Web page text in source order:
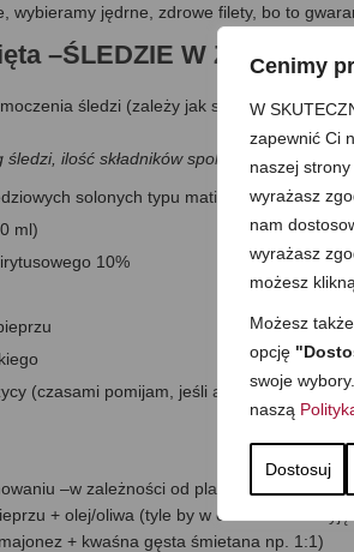
Cenimy
W
zapewnić Ci
naszej
wyrażasz
nam
wyrażasz
możesz
Możesz
opcję
swoje
naszą
Dostosuj
wybieramy jędrne, zdrowe filety, bo to
–ŚLEDZIE W ZALEWIE
śledzi (zależy jak są słone, ale 2-3
ilość składników spokojnie można
solonych typu matias
ml)
10%
(czasami pomijam, jeśli akurat nie mam)
–w zależności od planowanego
+ olej/oliwa (tyle by w całości zalać
+ kwaśna gęsta śmietana np. 1:1)